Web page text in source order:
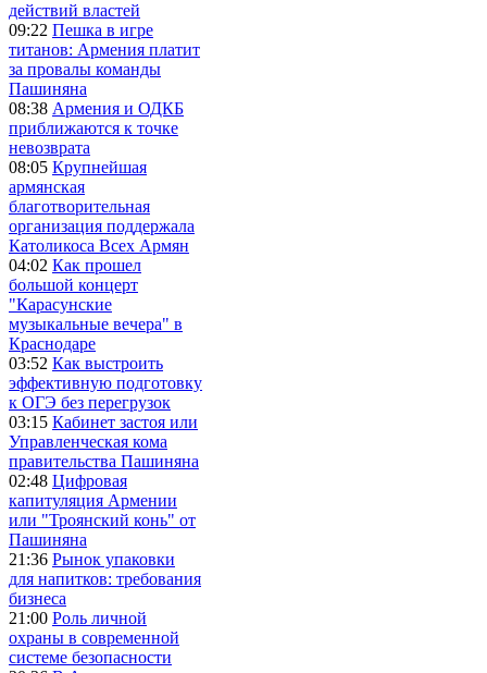
действий властей
09:22 Пешка в игре
титанов: Армения платит
за провалы команды
Пашиняна
08:38 Армения и ОДКБ
приближаются к точке
невозврата
08:05 Крупнейшая
армянская
благотворительная
организация поддержала
Католикоса Всех Армян
04:02 Как прошел
большой концерт
"Карасунские
музыкальные вечера" в
Краснодаре
03:52 Как выстроить
эффективную подготовку
к ОГЭ без перегрузок
03:15 Кабинет застоя или
Управленческая кома
правительства Пашиняна
02:48 Цифровая
капитуляция Армении
или "Троянский конь" от
Пашиняна
21:36 Рынок упаковки
для напитков: требования
бизнеса
21:00 Роль личной
охраны в современной
системе безопасности